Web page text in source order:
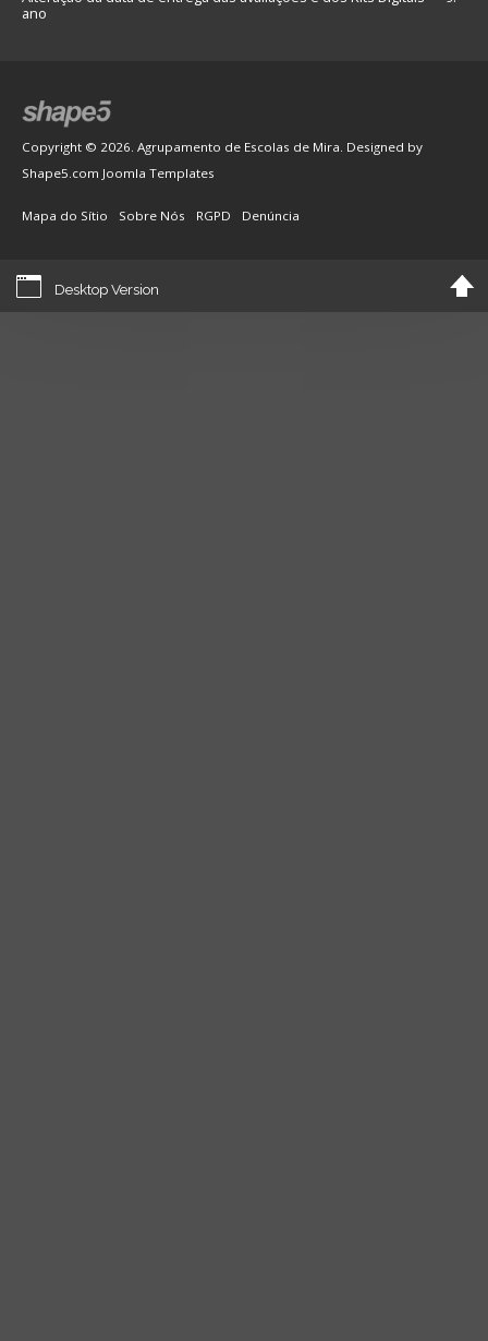
ano
Copyright © 2026. Agrupamento de Escolas de Mira. Designed by
Shape5.com Joomla Templates
Mapa do Sítio Sobre Nós RGPD Denúncia
Desktop Version